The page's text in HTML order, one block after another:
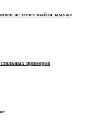
не хочет выйти замуж»
примеров